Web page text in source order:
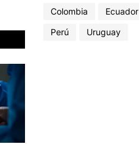
Colombia
Ecuador
Perú
Uruguay